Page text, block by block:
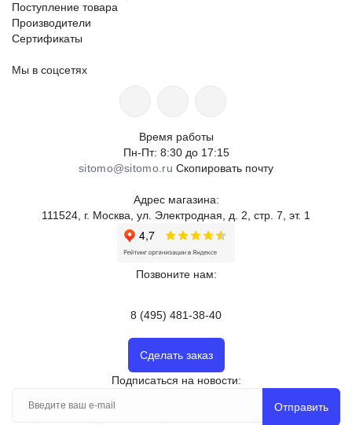
Поступление товара
Производители
Сертификаты
Мы в соцсетях
Время работы
Пн-Пт: 8:30 до 17:15
sitomo@sitomo.ru Скопировать почту
Адрес магазина:
111524, г. Москва, ул. Электродная, д. 2, стр. 7, эт. 1
Позвоните нам:
8 (495) 481-38-40
Сделать заказ
Подписаться на новости:
Отправить